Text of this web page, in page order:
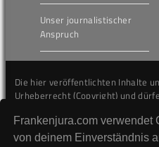
Frankenjura.com verwendet
von deinem Einverständnis
Unser journalistischer
Anspruch
Die hier veröffentlichten Inhalte
Urheberrecht (Copyright) und
unverändert
wir auf juristischem Wege